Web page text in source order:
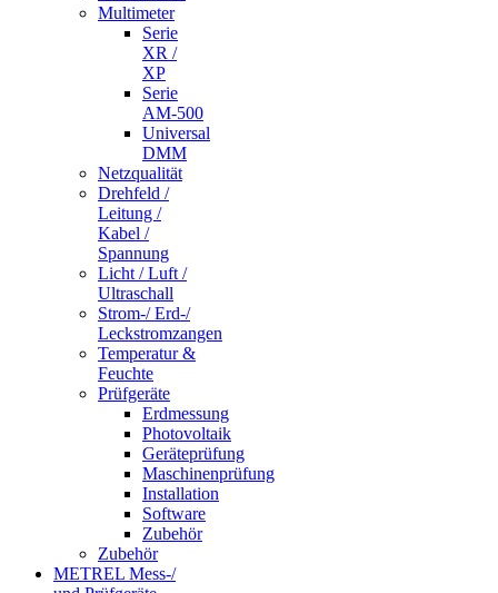
Multimeter
Serie
XR /
XP
Serie
AM-500
Universal
DMM
Netzqualität
Drehfeld /
Leitung /
Kabel /
Spannung
Licht / Luft /
Ultraschall
Strom-/ Erd-/
Leckstromzangen
Temperatur &
Feuchte
Prüfgeräte
Erdmessung
Photovoltaik
Geräteprüfung
Maschinenprüfung
Installation
Software
Zubehör
Zubehör
METREL Mess-/